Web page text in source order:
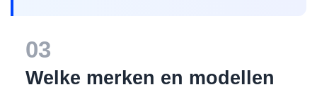
03
Welke merken en modellen